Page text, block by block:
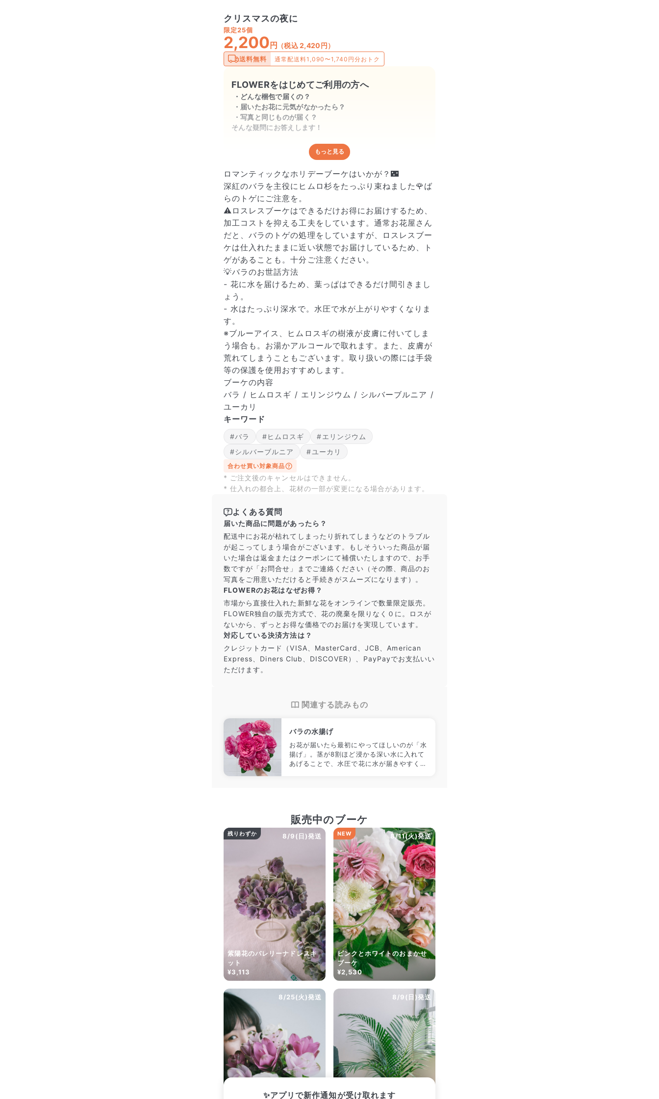
クリスマスの夜に
限定25個
2,200 円 （税込 2,420円）
送料無料 通常配送料1,090〜1,740円分おトク
FLOWERをはじめてご利用の方へ
どんな梱包で届くの？
届いたお花に元気がなかったら？
写真と同じものが届く？
そんな疑問にお答えします！
どんな梱包で届くの？
出荷前に水揚げ（花が水を吸いやすくなる処理）を施し、専用
ボックスに丁寧に梱包してお届けしています。きゅっとまとめ
られて一見窮屈そうに見えますが、輸送中の衝撃による折れや
擦れを軽減する効果があります。
届いたお花に元気がなかったら？
もし届いたお花に「枯れている」「折れている」などの不備が
あった場合は、些細なことでもお気軽にサポートまでご連絡く
ださい。ご返金にて補償いたします。
写真と同じものが届く？
商品ページに掲載している写真は、実際にお届けする商品を撮
影したものです。お花は生き物なので、どうしても色味やサイ
ズ・咲き方に個体差はありますが、できるだけ写真のイメージ
に近いものをお届けできるように人の目でチェックをしていま
よくある質問
Q. 毎月自動でお花が届くサービスですか？
いいえ、毎月自動でお届けするサービスではありません。好きな時
に好きな花をご注文いただけます。
Q. 配送できないエリアはありますか？
ただいま沖縄・離島エリアへの配送には対応しておりません。ご了
承ください。
Q. 配送日時は指定できますか？
お花をベストなタイミングで発送しているため、お届け日の指定は
できません。受け取り時間帯は、発送後にクロネコヤマトのアプリ
から変更可能です。
Q. 注文後にキャンセルできますか？
ご注文後一定時間内であればキャンセル可能です。
もっと見る
ロマンティックなホリデーブーケはいかが？🌃
深紅のバラを主役にヒムロ杉をたっぷり束ねました🌹ば
らのトゲにご注意を。
⚠️ロスレスブーケはできるだけお得にお届けするため、
加工コストを抑える工夫をしています。通常お花屋さん
だと、バラのトゲの処理をしていますが、ロスレスブー
ケは仕入れたままに近い状態でお届けしているため、ト
ゲがあることも。十分ご注意ください。
💡バラのお世話方法
- 花に水を届けるため、葉っぱはできるだけ間引きまし
ょう。
- 水はたっぷり深水で。水圧で水が上がりやすくなりま
す。
※ブルーアイス、ヒムロスギの樹液が皮膚に付いてしま
う場合も。お湯かアルコールで取れます。また、皮膚が
荒れてしまうこともございます。取り扱いの際には手袋
等の保護を使用おすすめします。
ブーケの内容
バラ / ヒムロスギ / エリンジウム / シルバーブルニア /
ユーカリ
キーワード
#バラ #ヒムロスギ
#エリンジウム
#シルバーブルニア
#ユーカリ
合わせ買い対象商品
* ご注文後のキャンセルはできません。
* 仕入れの都合上、花材の一部が変更になる場合があります。
よくある質問
届いた商品に問題があったら？
配送中にお花が枯れてしまったり折れてしまうなどのトラブル
が起こってしまう場合がございます。もしそういった商品が届
いた場合は返金またはクーポンにて補償いたしますので、お手
数ですが「お問合せ」までご連絡ください（その際、商品のお
写真をご用意いただけると手続きがスムーズになります）。
FLOWERのお花はなぜお得？
市場から直接仕入れた新鮮な花をオンラインで数量限定販売。
FLOWER独自の販売方式で、花の廃棄を限りなく０に。ロスが
ないから、ずっとお得な価格でのお届けを実現しています。
対応している決済方法は？
クレジットカード（VISA、MasterCard、JCB、American
Express、Diners Club、DISCOVER）、PayPayでお支払いい
ただけます。
関連する読みもの
バラの水揚げ
お花が届いたら最初にやってほしいのが「水
揚げ」。茎が8割ほど浸かる深い水に入れて
あげることで、水圧で花に水が届きやすくな
✨アプリで新作通知が受け取れます
販売中のブーケ
8/9(日)発送
残りわずか
紫陽花のバレリーナドレスキ
ット
¥3,113
8/11(火)発送
NEW
ピンクとホワイトのおまかせ
ブーケ
¥2,530
8/25(火)発送 8/9(日)発送